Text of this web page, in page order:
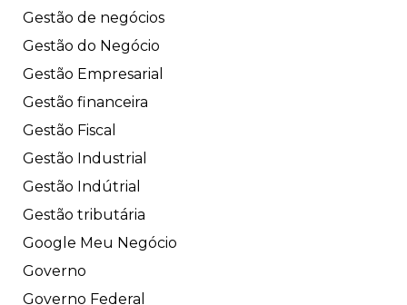
Gestão de negócios
Gestão do Negócio
Gestão Empresarial
Gestão financeira
Gestão Fiscal
Gestão Industrial
Gestão Indútrial
Gestão tributária
Google Meu Negócio
Governo
Governo Federal